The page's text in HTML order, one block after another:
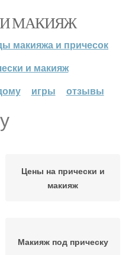
МАКИЯЖ
макияжа и причесок
и макияж
игры отзывы
Цены на прически и
макияж
Макияж под прическу